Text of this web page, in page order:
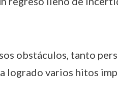
obstáculos, tanto
logrado varios hitos